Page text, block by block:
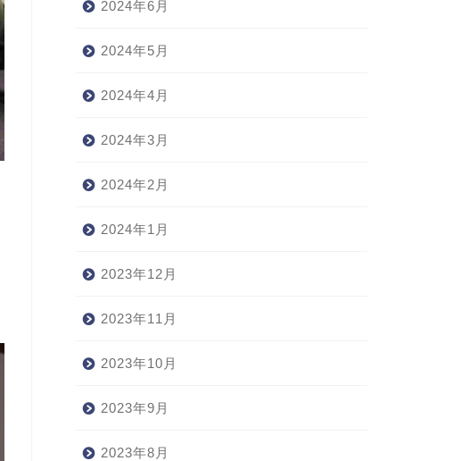
2024年6月
2024年5月
2024年4月
2024年3月
2024年2月
2024年1月
2023年12月
2023年11月
2023年10月
2023年9月
2023年8月